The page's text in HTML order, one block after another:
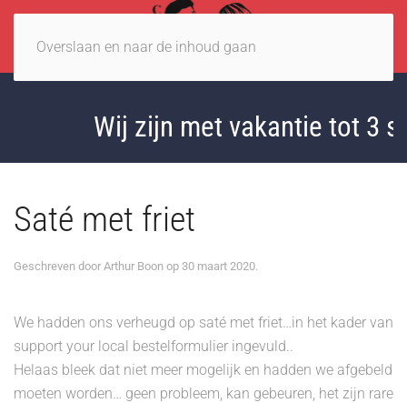
Overslaan en naar de inhoud gaan
Wij zijn met vakantie tot 3
Saté met friet
Geschreven door Arthur Boon op 30 maart 2020.
We hadden ons verheugd op saté met friet…in het kader van
support your local bestelformulier ingevuld..
Helaas bleek dat niet meer mogelijk en hadden we afgebeld
moeten worden… geen probleem, kan gebeuren, het zijn rare